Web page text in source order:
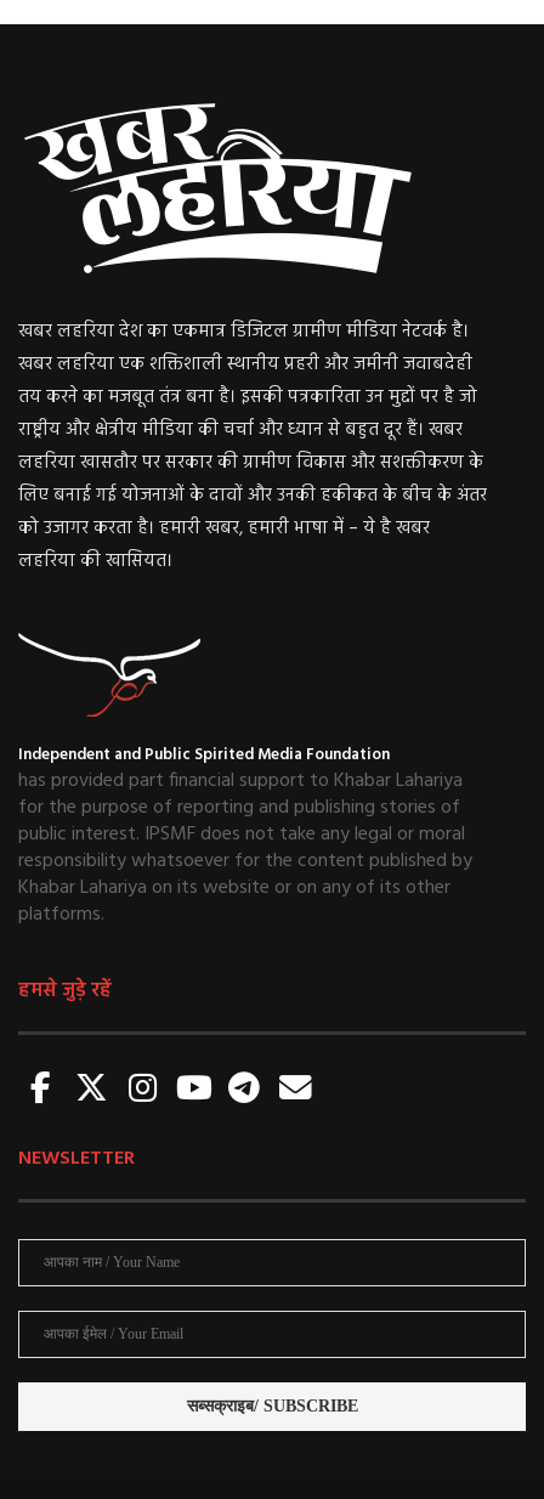
खबर लहरिया देश का एकमात्र डिजिटल ग्रामीण मीडिया नेटवर्क है।
खबर लहरिया एक शक्तिशाली स्थानीय प्रहरी और जमीनी जवाबदेही
तय करने का मजबूत तंत्र बना है। इसकी पत्रकारिता उन मुद्दों पर है जो
राष्ट्रीय और क्षेत्रीय मीडिया की चर्चा और ध्यान से बहुत दूर हैं। खबर
लहरिया खासतौर पर सरकार की ग्रामीण विकास और सशक्तीकरण के
लिए बनाई गई योजनाओं के दावों और उनकी हकीकत के बीच के अंतर
को उजागर करता है। हमारी खबर, हमारी भाषा में – ये है खबर
लहरिया की खासियत।
Independent and Public Spirited Media Foundation
has provided part financial support to Khabar Lahariya
for the purpose of reporting and publishing stories of
public interest. IPSMF does not take any legal or moral
responsibility whatsoever for the content published by
Khabar Lahariya on its website or on any of its other
platforms.
हमसे जुड़े रहें
NEWSLETTER